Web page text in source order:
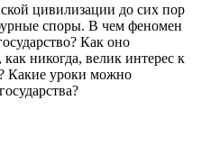
цивилизации до сих пор
споры. В чем феномен
Как оно
никогда, велик интерес к
Какие уроки можно